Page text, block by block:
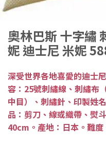
奧林巴斯 十字繡
妮 迪士尼 米妮
深受世界各地喜愛的迪士
容：25號刺繡線、刺繡布
中目）、刺繡針、印製姓
品：剪刀、線或織帶、熨
40cm。產地：日本。難度